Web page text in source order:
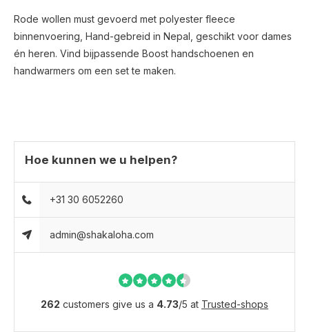
Rode wollen must gevoerd met polyester fleece
binnenvoering, Hand-gebreid in Nepal, geschikt voor dames
én heren. Vind bijpassende Boost handschoenen en
handwarmers om een set te maken.
Hoe kunnen we u helpen?
+31 30 6052260
admin@shakaloha.com
262 customers give us a 4.73/5 at Trusted-shops